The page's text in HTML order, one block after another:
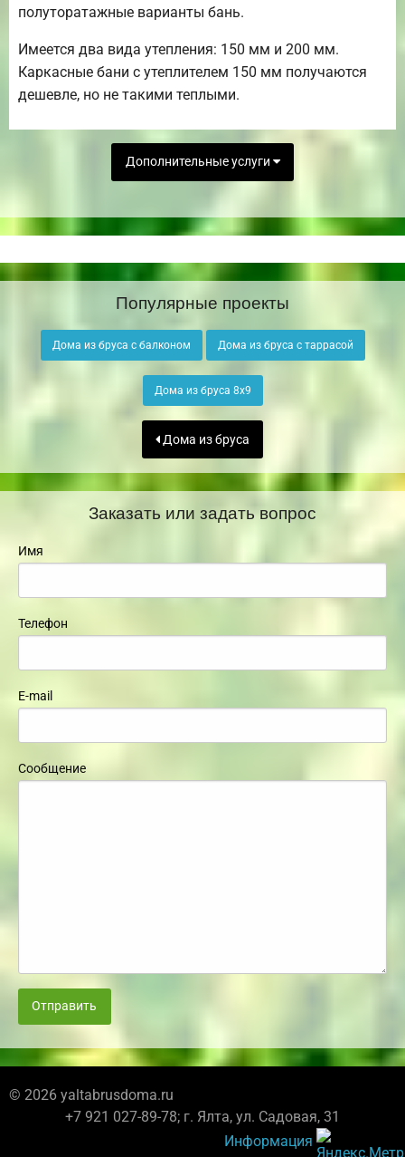
полуторатажные варианты бань.
Имеется два вида утепления: 150 мм и 200 мм.
Каркасные бани с утеплителем 150 мм получаются
дешевле, но не такими теплыми.
Дополнительные услуги
Популярные проекты
Дома из бруса с балконом Дома из бруса с таррасой
Дома из бруса 8х9
Дома из бруса
Заказать или задать вопрос
Имя
Телефон
E-mail
Сообщение
Отправить
© 2026 yaltabrusdoma.ru
+7 921 027-89-78; г. Ялта, ул. Садовая, 31
Информация